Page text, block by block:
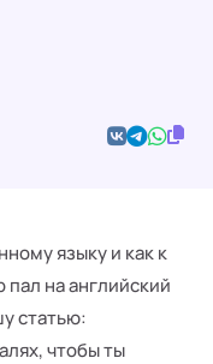
языку и как к
пал на английский
статью:
чтобы ты